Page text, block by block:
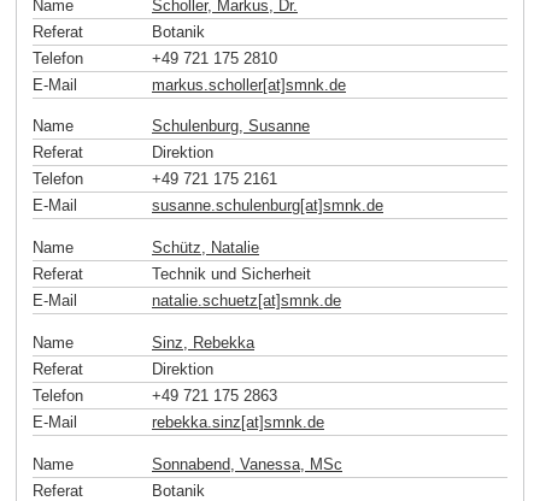
Name
Scholler, Markus, Dr.
Referat
Botanik
Telefon
+49 721 175 2810
E-Mail
markus.scholler[at]smnk de
Name
Schulenburg, Susanne
Referat
Direktion
Telefon
+49 721 175 2161
E-Mail
susanne.schulenburg[at]smnk.de
Name
Schütz, Natalie
Referat
Technik und Sicherheit
E-Mail
natalie.schuetz[at]smnk.de
Name
Sinz, Rebekka
Referat
Direktion
Telefon
+49 721 175 2863
E-Mail
rebekka.sinz[at]smnk.de
Name
Sonnabend, Vanessa, MSc
Referat
Botanik